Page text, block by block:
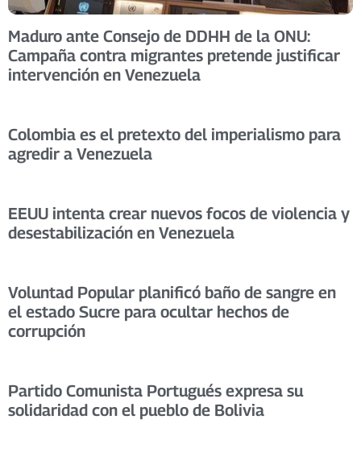
Maduro ante Consejo de DDHH de la ONU:
Campaña contra migrantes pretende justificar
intervención en Venezuela
Colombia es el pretexto del imperialismo para
agredir a Venezuela
EEUU intenta crear nuevos focos de violencia y
desestabilización en Venezuela
Voluntad Popular planificó baño de sangre en
el estado Sucre para ocultar hechos de
corrupción
Partido Comunista Portugués expresa su
solidaridad con el pueblo de Bolivia